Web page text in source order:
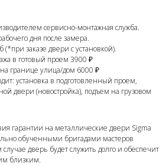
сервисно-монтажная служба.
дня после замера.
(*при заказе двери с установкой).
в готовый проем 3900 ₽
границе улица/дом 6000 ₽
установка в подготовленный проем,
двери (новостройка), подъем на грузовом
гарантии на металлические двери Sigma
обученными бригадами мастеров
дверь будет служить долго и обеспечит
близким.